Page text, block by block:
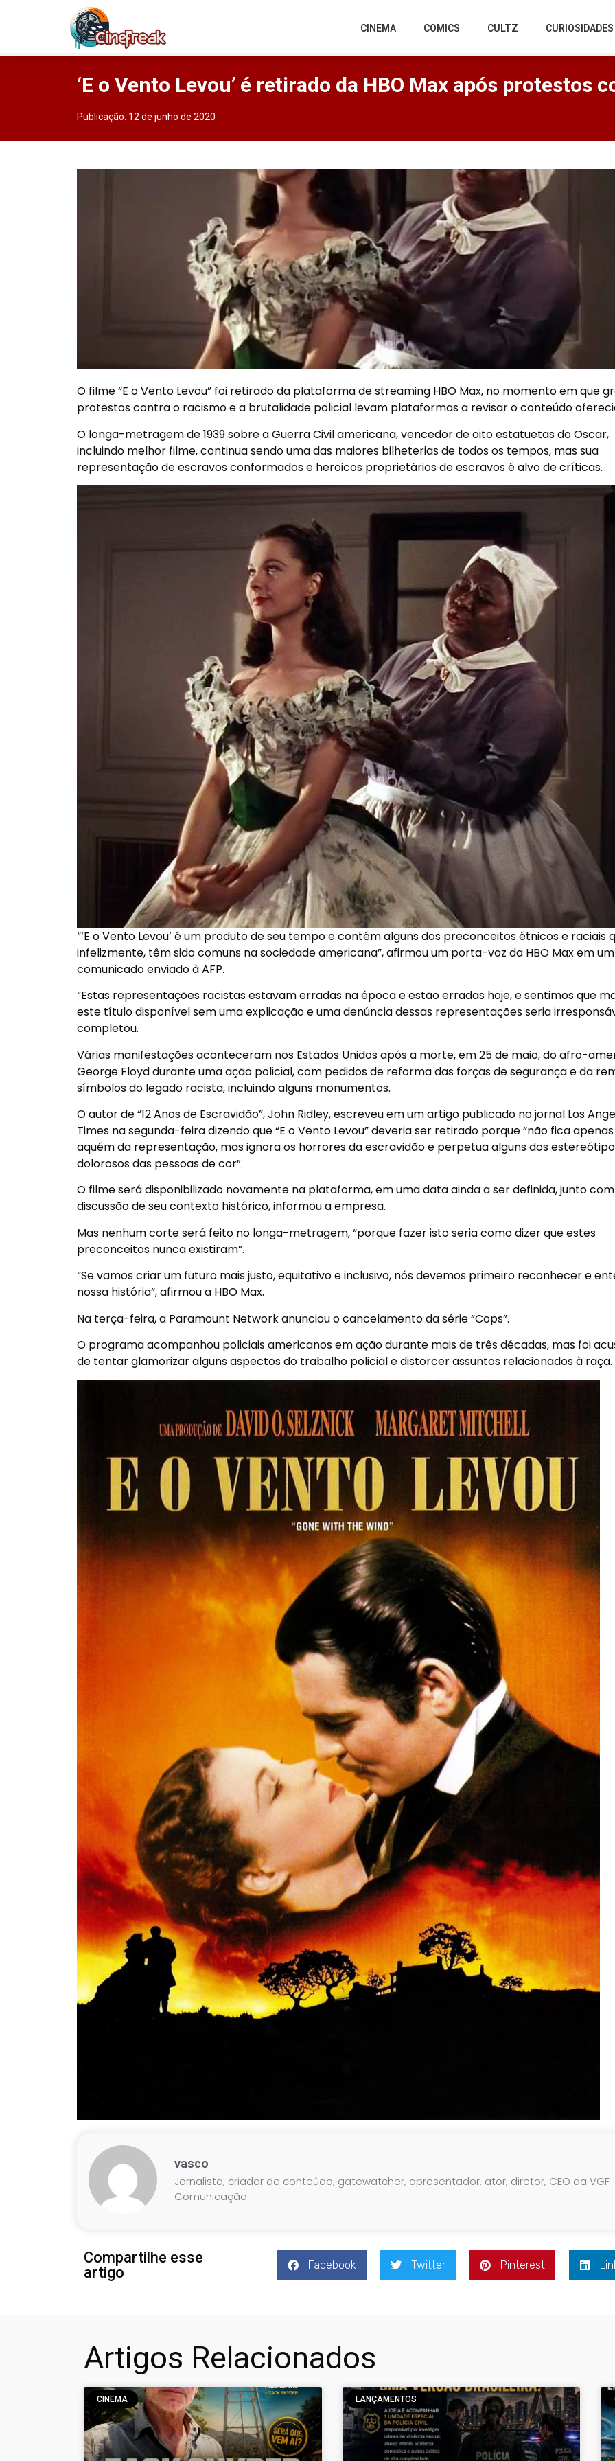
CINEMA COMICS CULTZ CURIOSIDADES
‘E o Vento Levou’ é retirado da HBO Max após protestos
Publicação: 12 de junho de 2020
O filme “E o Vento Levou” foi retirado da plataforma de streaming HBO Max, no momento em que
protestos contra o racismo e a brutalidade policial levam plataformas a revisar o conteúdo
O longa-metragem de 1939 sobre a Guerra Civil americana, vencedor de oito estatuetas do Oscar,
incluindo melhor filme, continua sendo uma das maiores bilheterias de todos os tempos, mas sua
representação de escravos conformados e heroicos proprietários de escravos é alvo de críticas.
“‘E o Vento Levou’ é um produto de seu tempo e contém alguns dos preconceitos étnicos e raciais
infelizmente, têm sido comuns na sociedade americana”, afirmou um porta-voz da HBO Max em um
comunicado enviado à AFP.
“Estas representações racistas estavam erradas na época e estão erradas hoje, e sentimos que
este título disponível sem uma explicação e uma denúncia dessas representações seria
completou.
Várias manifestações aconteceram nos Estados Unidos após a morte, em 25 de maio, do afro-
George Floyd durante uma ação policial, com pedidos de reforma das forças de segurança e da
símbolos do legado racista, incluindo alguns monumentos.
O autor de “12 Anos de Escravidão”, John Ridley, escreveu em um artigo publicado no jornal Los
Times na segunda-feira dizendo que “E o Vento Levou” deveria ser retirado porque “não fica apenas
aquém da representação, mas ignora os horrores da escravidão e perpetua alguns dos
dolorosos das pessoas de cor”.
O filme será disponibilizado novamente na plataforma, em uma data ainda a ser definida, junto
discussão de seu contexto histórico, informou a empresa.
Mas nenhum corte será feito no longa-metragem, “porque fazer isto seria como dizer que estes
preconceitos nunca existiram”.
“Se vamos criar um futuro mais justo, equitativo e inclusivo, nós devemos primeiro reconhecer e
nossa história”, afirmou a HBO Max.
Na terça-feira, a Paramount Network anunciou o cancelamento da série “Cops”.
O programa acompanhou policiais americanos em ação durante mais de três décadas, mas foi
de tentar glamorizar alguns aspectos do trabalho policial e distorcer assuntos relacionados à raça.
vasco
Jornalista, criador de conteúdo, gatewatcher, apresentador, ator, diretor, CEO da VGF
Comunicação
Compartilhe esse
artigo
Facebook Twitter Pinterest
Artigos Relacionados
CINEMA LANÇAMENTOS